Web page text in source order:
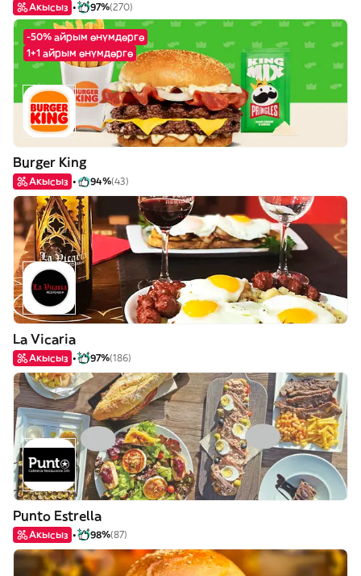
Акысыз 97%(270)
-50% айрым өнүмдөргө
1+1 айрым өнүмдөргө
Burger King
Акысыз 94%(43)
La Vicaria
Акысыз 97%(186)
Punto Estrella
Акысыз 98%(87)